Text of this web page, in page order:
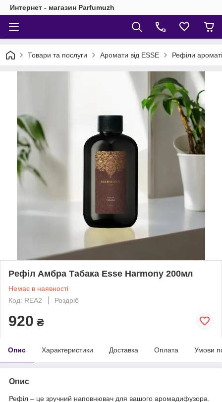
Интернет - магазин Parfumuzh
Товари та послуги Аромати від ESSE Рефіли
Рефіл Амбра Табака Esse Harmony 200мл
Немає в наявності
Код: REА2
Роздріб
920 ₴
Опис Характеристики Доставка Оплата Умови
Опис
Рефіл – це зручний наповнювач для вашого аромадифузора.